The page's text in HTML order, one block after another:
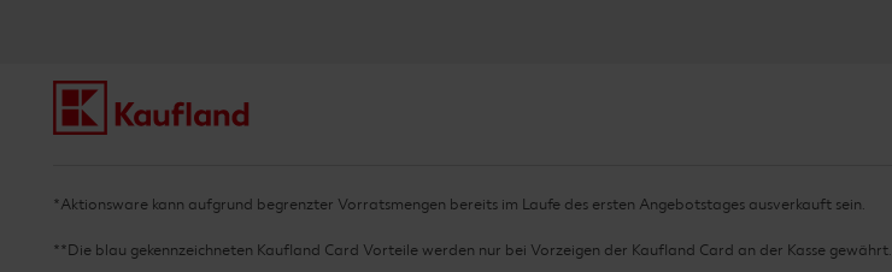
*Aktionsware kann aufgrund begrenzter Vorratsmengen bereits im Laufe des ersten Angebotstages ausverkauft sein.
**Die blau gekennzeichneten Kaufland Card Vorteile werden nur bei Vorzeigen der Kaufland Card an der Kasse gewährt.